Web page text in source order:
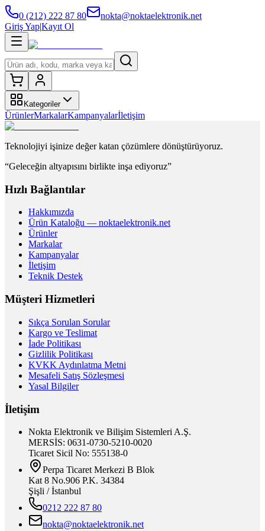
0 (212) 222 87 80
nokta@noktaelektronik.net
Giriş Yap|Kayıt Ol
Kategoriler
ÜrünlerMarkalarKampanyalarİletişim
Teknolojiyi işinize değer katan çözümlere dönüştürüyoruz.
“Geleceğin altyapısını birlikte inşa ediyoruz”
Hızlı Bağlantılar
Hakkımızda
Ürün Kataloğu — noktaelektronik.net
Ürünler
Markalar
Kampanyalar
İletişim
Teknik Destek
Müşteri Hizmetleri
Sıkça Sorulan Sorular
Kargo ve Teslimat
İade Politikası
Gizlilik Politikası
KVKK Aydınlatma Metni
Mesafeli Satış Sözleşmesi
Yasal Bilgiler
İletişim
Nokta Elektronik ve Bilişim Sistemleri A.Ş.
MERSİS: 0631-0730-5210-0020
Ticaret Sicil No: 555138-0
Perpa Ticaret Merkezi B Blok
Kat 8 No.906 P.K. 34384
Şişli / İstanbul
0212 222 87 80
nokta@noktaelektronik.net